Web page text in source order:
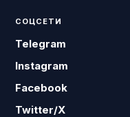
СОЦСЕТИ
Telegram
Instagram
Facebook
Twitter/X